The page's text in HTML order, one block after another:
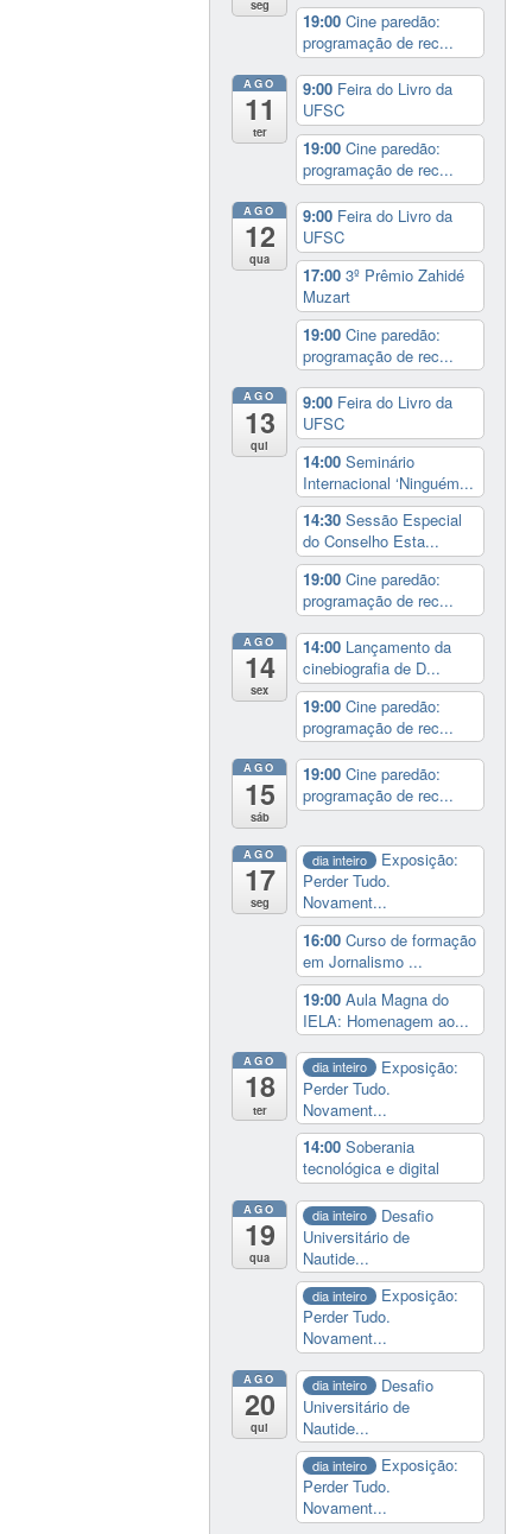
seg
19:00Cine paredão:
programação de rec...
AGO
11
ter
9:00 Feira do Livro da
UFSC
19:00Cine paredão:
programação de rec...
AGO
12
qua
9:00 Feira do Livro da
UFSC
17:003º Prêmio Zahidé
Muzart
19:00Cine paredão:
programação de rec...
AGO
13
qui
9:00 Feira do Livro da
UFSC
14:00Seminário
Internacional ‘Ninguém...
14:30Sessão Especial
do Conselho Esta...
19:00Cine paredão:
programação de rec...
AGO
14
sex
14:00 Lançamento da
cinebiografia de D...
19:00Cine paredão:
programação de rec...
AGO
15
sáb
19:00Cine paredão:
programação de rec...
AGO
17
seg
dia inteiro
Exposição:
Perder Tudo.
Novament...
16:00Curso de formação
em Jornalismo ...
19:00Aula Magna do
IELA: Homenagem ao...
AGO
18
ter
dia inteiro
Exposição:
Perder Tudo.
Novament...
14:00Soberania
tecnológica e digital
AGO
19
qua
dia inteiro
Desafio
Universitário de
Nautide...
dia inteiro
Exposição:
Perder Tudo.
Novament...
AGO
20
qui
dia inteiro
Desafio
Universitário de
Nautide...
dia inteiro
Exposição:
Perder Tudo.
Novament...